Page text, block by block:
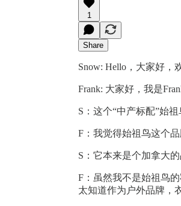
1
Share
Snow: Hello，大家好，
Frank: 大家好，我是
S：这个“中产标配”始
F：我觉得始祖鸟这个
S：它本来是个加拿大
F：虽然我不是始祖鸟的
太知道作为户外品牌，